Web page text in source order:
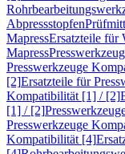
Abpressstopfen
MapressErsatzteile für
Mapress
Presswerkzeuge
[2]Ersatzteile für
Kompatibilität [1] / [2]
[1] / [2]
Presswerkzeuge
Kompatibilität [4]